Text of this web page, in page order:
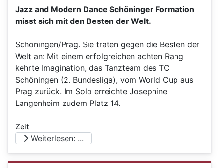
Jazz and Modern Dance Schöninger Formation
misst sich mit den Besten der Welt.
Schöningen/Prag. Sie traten gegen die Besten der
Welt an: Mit einem erfolgreichen achten Rang
kehrte Imagination, das Tanzteam des TC
Schöningen (2. Bundesliga), vom World Cup aus
Prag zurück. Im Solo erreichte Josephine
Langenheim zudem Platz 14.
Zeit
Weiterlesen: ...